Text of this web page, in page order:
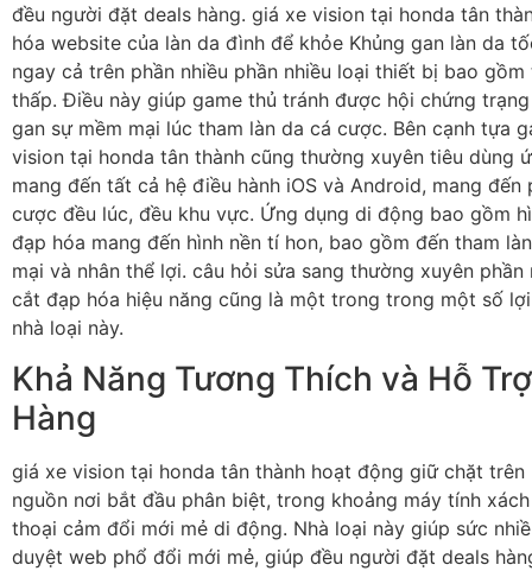
đều người đặt deals hàng. giá xe vision tại honda tân
hóa website của làn da đình để khỏe Khủng gan làn da
ngay cả trên phần nhiều phần nhiều loại thiết bị bao
thấp. Điều này giúp game thủ tránh được hội chứng
gan sự mềm mại lúc tham làn da cá cược. Bên cạnh tựa
vision tại honda tân thành cũng thường xuyên tiêu dùng
mang đến tất cả hệ điều hành iOS và Android, mang đến
cược đều lúc, đều khu vực. Ứng dụng di động bao gồm
đạp hóa mang đến hình nền tí hon, bao gồm đến tham
mại và nhân thể lợi. câu hỏi sửa sang thường xuyên
cắt đạp hóa hiệu năng cũng là một trong trong một số
nhà loại này.
Khả Năng Tương Thích và Hỗ
Hàng
giá xe vision tại honda tân thành hoạt động giữ chặt trên
nguồn nơi bắt đầu phân biệt, trong khoảng máy tính
thoại cảm đổi mới mẻ di động. Nhà loại này giúp sức
duyệt web phổ đổi mới mẻ, giúp đều người đặt deals